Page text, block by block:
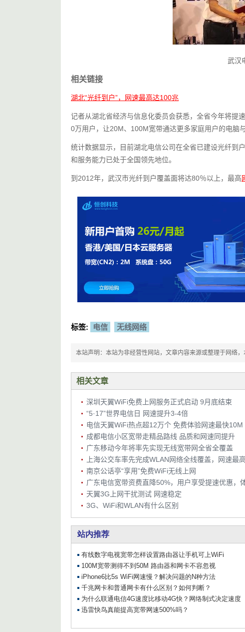
武汉
相关链接
湖北“光纤到户”，网速最高达100兆
记者从湖北省经济与信息化委员会获悉，全省今年将提
0万用户，让20M、100M宽带通达更多家庭用户的电脑与
统计数据显示，目前湖北电信公司在全省已建设光纤到
和服务能力已处于全国领先地位。
到2012年，武汉市光纤到户覆盖面将达80％以上，最高
标签: 电信 无线网络
本站声明：本站为非经营性网站，文章内容来源或整理于网络
相关文章
深圳天翼WiFi免费上网服务正式启动 9月底结束
“5·17”世界电信日 网速提升3-4倍
电信天翼WiFi热点超12万个 免费体验网速最快10M
成都电信小区宽带走精品路线 品质和网速同提升
广东移动今年将率先实现无线宽带网全省全覆盖
南京公话亭“享用”免费WiFi无线上网
天翼3G上网干扰测试 网速稳定
3G、WiFi和WLAN有什么区别